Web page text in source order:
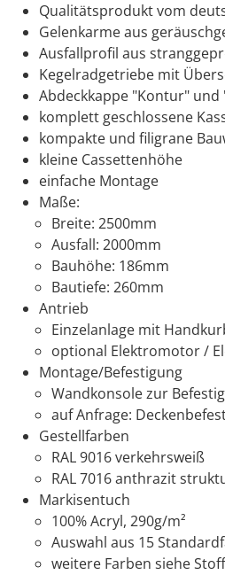
Qualitätsprodukt vom
Gelenkarme aus
Ausfallprofil aus
Kegelradgetriebe mit
Abdeckkappe "Kontur" und
komplett geschlossene
kompakte und filigrane
kleine Cassettenhöhe
einfache Montage
Maße:
Breite: 2500mm
Ausfall: 2000mm
Bauhöhe: 186mm
Bautiefe: 260mm
Antrieb
Einzelanlage mit
optional Elektromotor /
Montage/Befestigung
Wandkonsole zur
auf Anfrage:
Gestellfarben
RAL 9016 verkehrsweiß
RAL 7016 anthrazit
Markisentuch
100% Acryl, 290g/m²
Auswahl aus 15
weitere Farben siehe